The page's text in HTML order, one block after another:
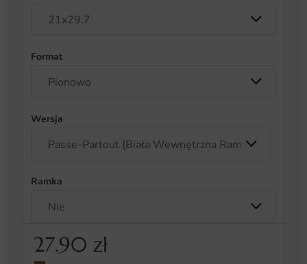
Format
Wersja
Ramka
27.90 zł